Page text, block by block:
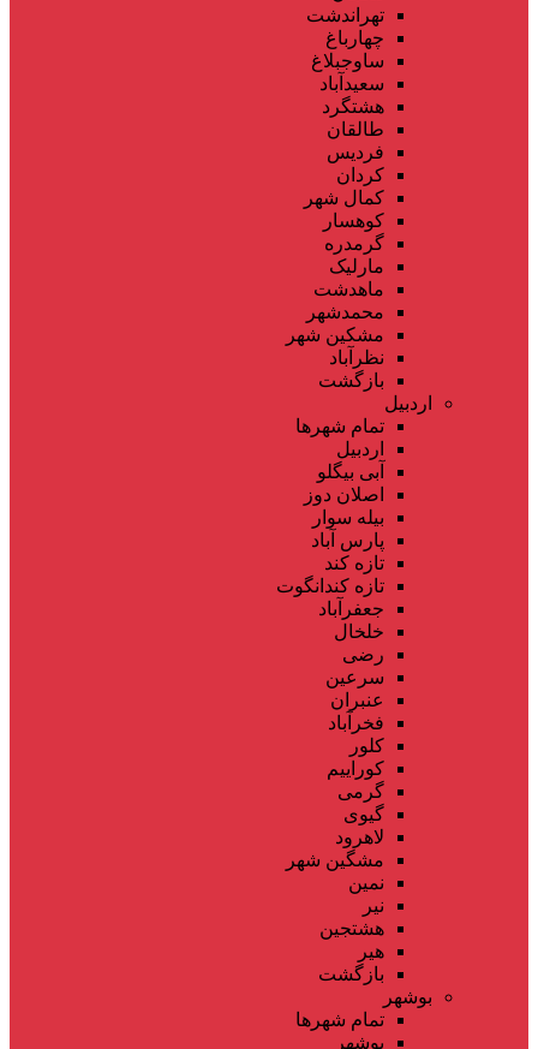
تهراندشت
چهارباغ
ساوجبلاغ
سعیدآباد
هشتگرد
طالقان
فردیس
کردان
کمال شهر
کوهسار
گرمدره
مارلیک
ماهدشت
محمدشهر
مشکین شهر
نظرآباد
بازگشت
اردبیل
تمام شهر‌ها
اردبیل
آبی بیگلو
اصلان دوز
بیله سوار
پارس آباد
تازه کند
تازه کندانگوت
جعفرآباد
خلخال
رضی
سرعین
عنبران
فخرآباد
کلور
کوراییم
گرمی
گیوی
لاهرود
مشگین شهر
نمین
نیر
هشتجین
هیر
بازگشت
بوشهر
تمام شهر‌ها
بوشهر